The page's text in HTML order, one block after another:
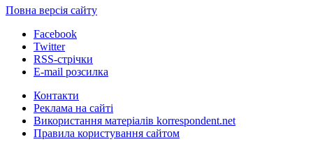
Повна версія сайту
Facebook
Twitter
RSS-стрічки
E-mail розсилка
Контакти
Реклама на сайті
Використання матеріалів korrespondent.net
Правила користування сайтом